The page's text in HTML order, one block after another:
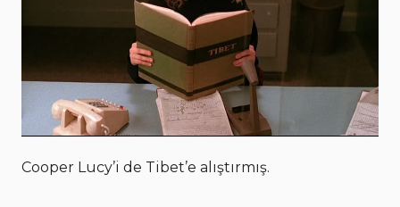
Cooper Lucy’i de Tibet’e alıştırmış.